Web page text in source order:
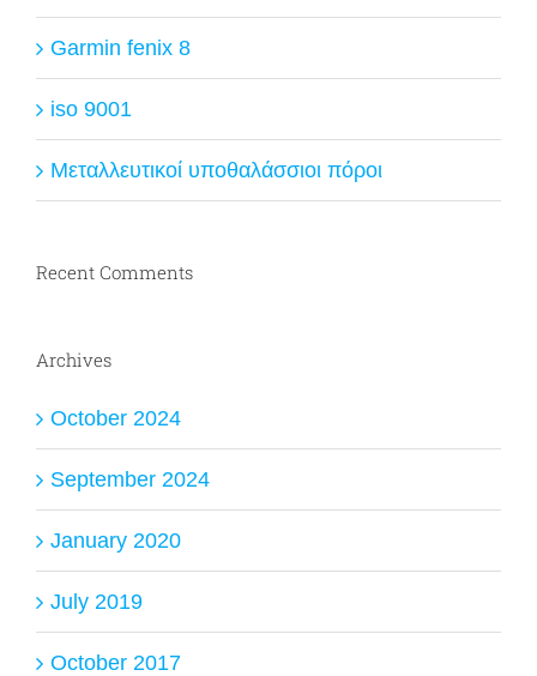
Garmin fenix 8
iso 9001
Μεταλλευτικοί υποθαλάσσιοι πόροι
Recent Comments
Archives
October 2024
September 2024
January 2020
July 2019
October 2017